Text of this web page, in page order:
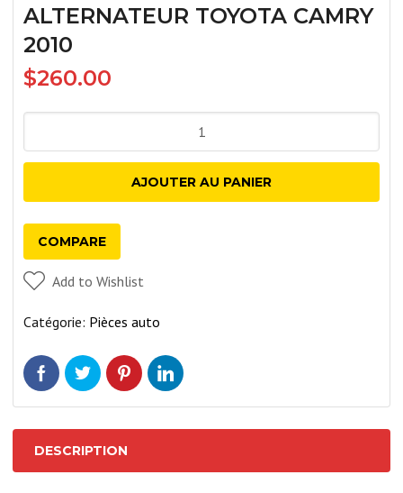
ALTERNATEUR TOYOTA CAMRY
2010
$260.00
de
TOYOTA
CAMRY
2010
AJOUTER AU PANIER
COMPARE
Add to Wishlist
Catégorie: Pièces auto
DESCRIPTION